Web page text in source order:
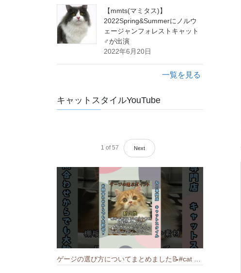
【mmts(マミタス)】
2022Spring&Summerにノルウ
ェージャンフォレストキャット
♂が出演
2022年6月20日
一覧を見る
キャットスタイルYouTube
1 of 57 Next
ゲージの選び方についてまとめました️📝#cat #猫のいる暮らし #ねこ #キャット #munchkin